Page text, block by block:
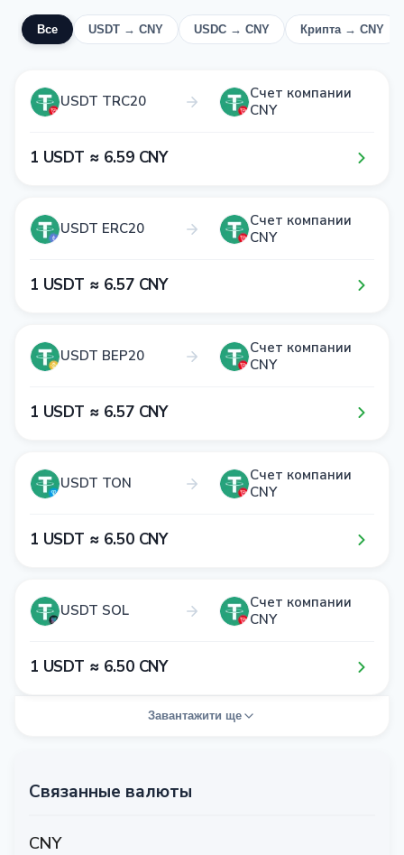
Все USDT → CNY USDC → CNY Крипта → CNY
USDT TRC20
Счет компании
CNY
1​ USDT ≈ 6​.5​9​ CNY
USDT ERC20
Счет компании
CNY
1​ USDT ≈ 6​.5​7​ CNY
USDT BEP20
Счет компании
CNY
1​ USDT ≈ 6​.5​7​ CNY
USDT TON
Счет компании
CNY
1​ USDT ≈ 6​.5​0​ CNY
USDT SOL
Счет компании
CNY
1​ USDT ≈ 6​.5​0​ CNY
Завантажити ще
Связанные валюты
CNY